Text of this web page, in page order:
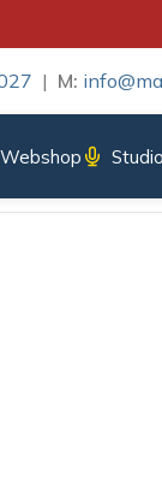
| M:
Webshop